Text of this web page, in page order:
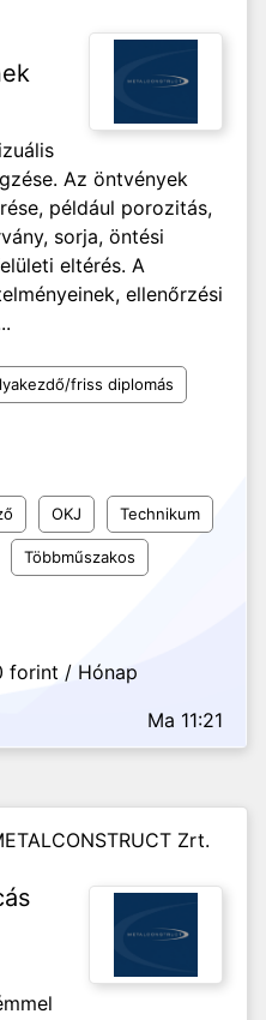
Az öntvények
például porozitás,
sorja, öntési
eltérés. A
ellenőrzési
friss diplomás
OKJ Technikum
Többműszakos
forint / Hónap
Ma 11:21
Zrt.